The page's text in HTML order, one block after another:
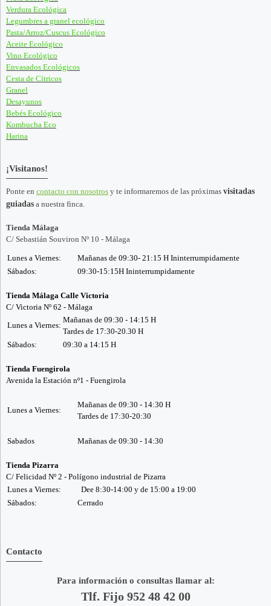
Verdura Ecológica
Legumbres a granel ecológico
Pasta/Arroz/Cuscus Ecológico
Aceite Ecológico
Vino Ecológico
Envasados Ecológicos
Cesta de Cítricos
Granel
Desayunos
Bebés Ecológico
Kombucha Eco
Harina
¡Visitanos!
Ponte en contacto con nosotros y te informaremos de las próximas visitadas
guiadas a nuestra finca.
Tienda Málaga
C/ Sebastián Souviron Nº 10 - Málaga
Lunes a Viernes:
Mañanas de 09:30- 21:15 H Ininterrumpidamente
Sábados:
09:30-15:15H Ininterrumpidamente
Tienda Málaga Calle Victoria
C/ Victoria Nº 62 - Málaga
Lunes a Viernes:
Mañanas de 09:30 - 14:15 H
Tardes de 17:30-20.30 H
Sábados:
09:30 a 14:15 H
Tienda Fuengirola
Avenida la Estación nº1 - Fuengirola
Lunes a Viernes:
Mañanas de 09:30 - 14:30 H
Tardes de 17:30-20:30
Sabados Mañanas de 09:30 - 14:30
Tienda Pizarra
C/ Felicidad Nº 2 - Polígono industrial de Pizarra
Lunes a Viernes:
Dee 8:30-14:00 y de 15:00 a 19:00
Sábados:
Cerrado
Contacto
Para información o consultas llamar al:
Tlf. Fijo 952 48 42 00